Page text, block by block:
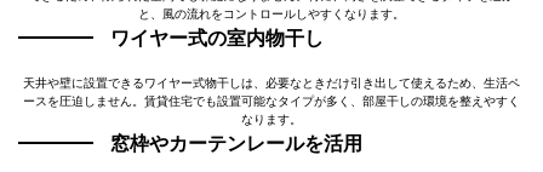
と、風の流れをコントロールしやすくなります。
ワイヤー式の室内物干し
天井や壁に設置できるワイヤー式物干しは、必要なときだけ引き出して使えるため、生活ペ
ースを圧迫しません。賃貸住宅でも設置可能なタイプが多く、部屋干しの環境を整えやすく
なります。
窓枠やカーテンレールを活用